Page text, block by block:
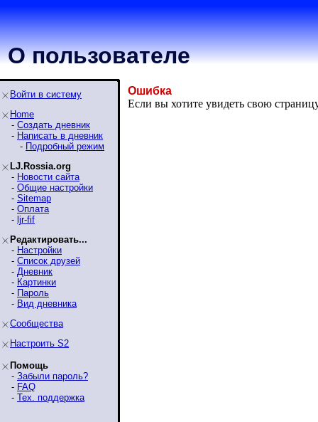
О пользователе
Войти в систему
Home
- Создать дневник
- Написать в дневник
- Подробный режим
LJ.Rossia.org
- Новости сайта
- Общие настройки
- Sitemap
- Оплата
- ljr-fif
Редактировать...
- Настройки
- Список друзей
- Дневник
- Картинки
- Пароль
- Вид дневника
Сообщества
Настроить S2
Помощь
- Забыли пароль?
- FAQ
- Тех. поддержка
Ошибка
Если вы хотите увидеть свою